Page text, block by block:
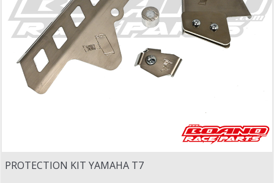
PROTECTION KIT YAMAHA T7